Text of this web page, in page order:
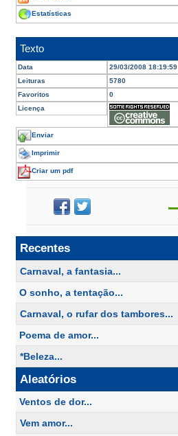
Estatísticas
Texto
Data
29/03/2008 18:19:59
Leituras
5780
Favoritos
0
Licença
Enviar
Imprimir
Criar um pdf
Recentes
Carnaval, a fantasia...
O sonho, a tentação...
Carnaval, o rufar dos tambores...
Poema de amor...
*Beleza...
Aleatórios
Ventos de dor...
Vem amor...